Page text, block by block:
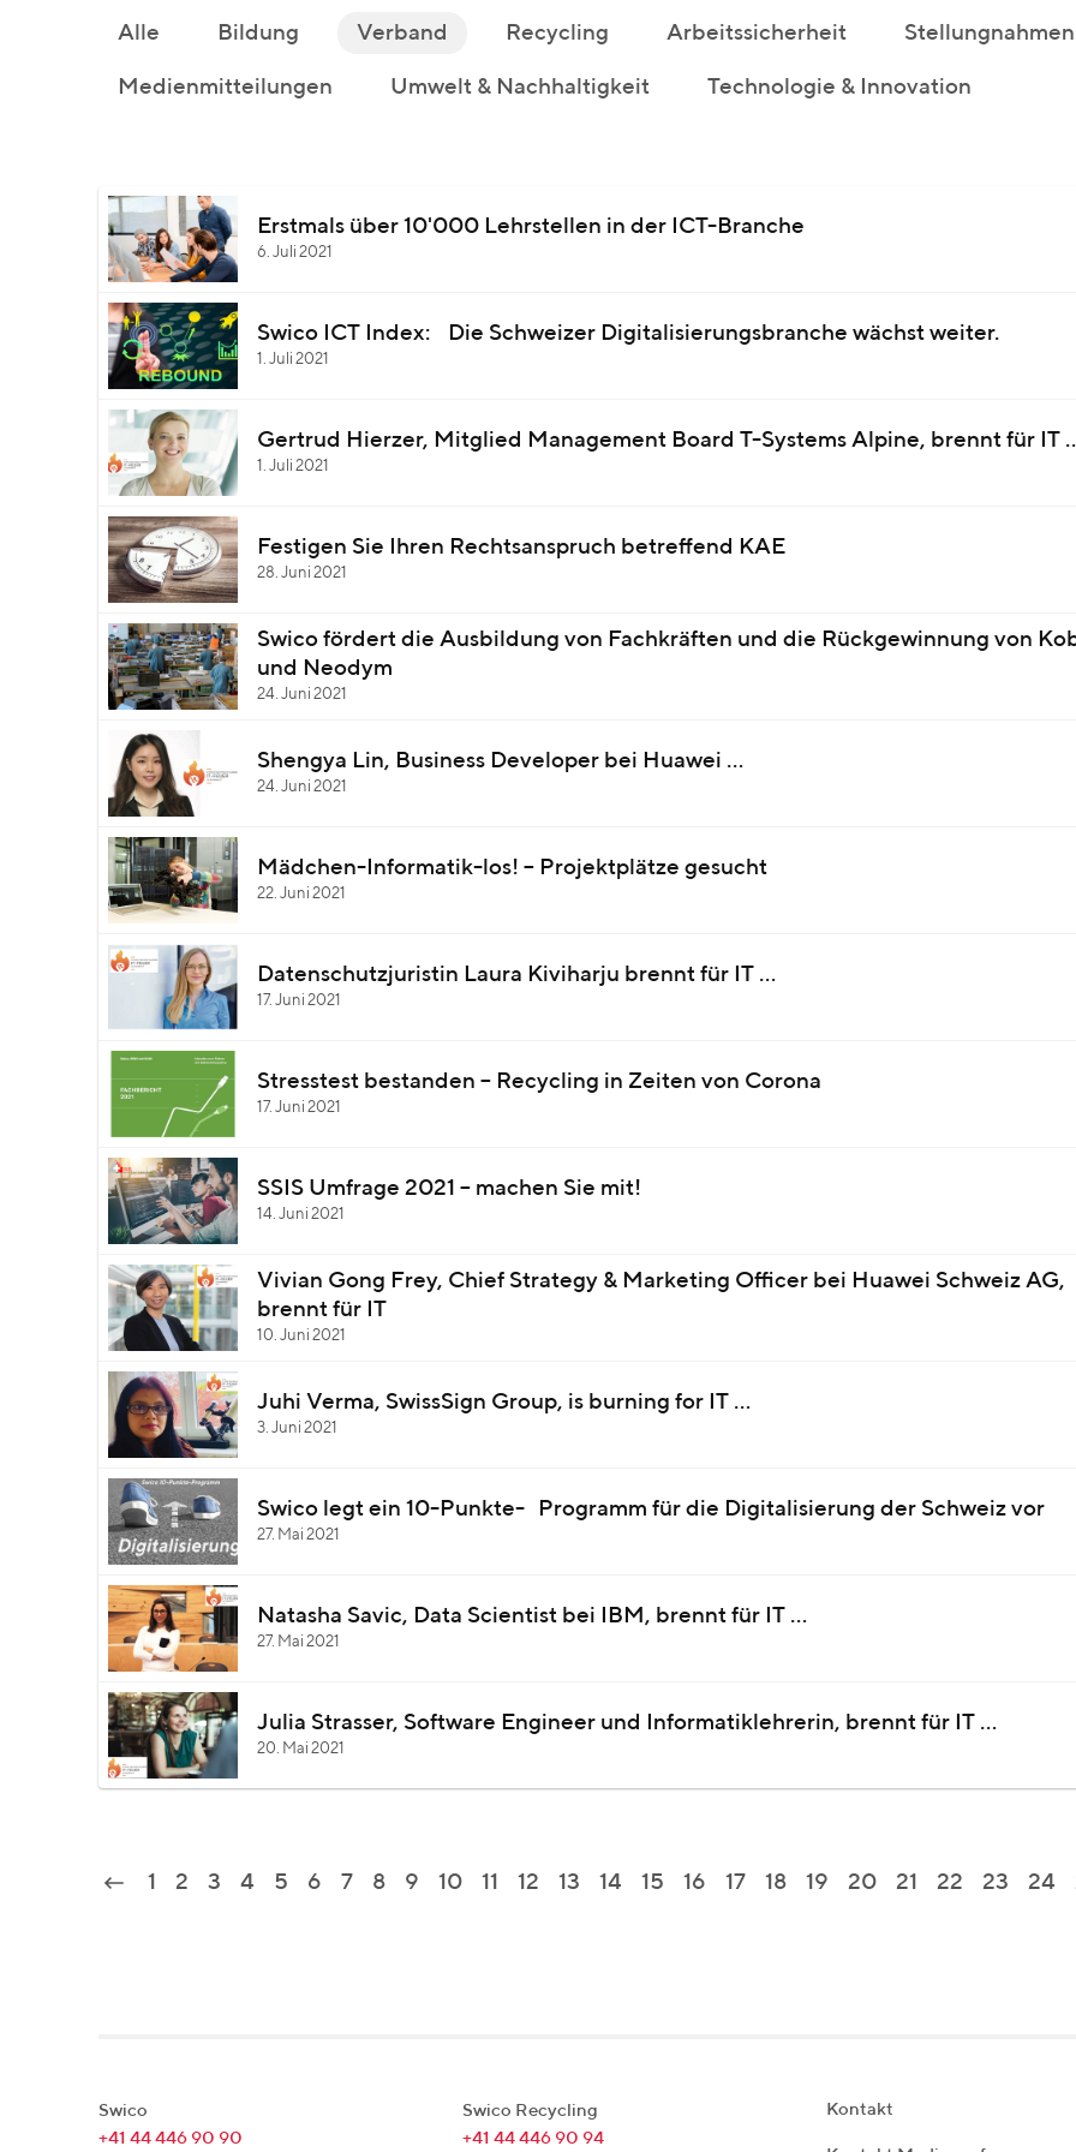
Alle Bildung Verband Recycling Arbeitssicherheit Stellungnahmen
Medienmitteilungen Umwelt & Nachhaltigkeit Technologie & Innovation
6. Juli 2021
Erstmals über 10'000 Lehrstellen in der ICT-Branche
1. Juli 2021
Swico ICT Index: Die Schweizer Digitalisierungsbranche wächst weiter.
1. Juli 2021
Gertrud Hierzer, Mitglied Management Board T-Systems Alpine, brennt für IT
28. Juni 2021
Festigen Sie Ihren Rechtsanspruch betreffend KAE
24. Juni 2021
Swico fördert die Ausbildung von Fachkräften und die Rückgewinnung von
und Neodym
24. Juni 2021
Shengya Lin, Business Developer bei Huawei …
22. Juni 2021
Mädchen-Informatik-los! – Projektplätze gesucht
17. Juni 2021
Datenschutzjuristin Laura Kiviharju brennt für IT …
17. Juni 2021
Stresstest bestanden – Recycling in Zeiten von Corona
14. Juni 2021
SSIS Umfrage 2021 – machen Sie mit!
10. Juni 2021
Vivian Gong Frey, Chief Strategy & Marketing Officer bei Huawei Schweiz AG,
brennt für IT
3. Juni 2021
Juhi Verma, SwissSign Group, is burning for IT …
27. Mai 2021
Swico legt ein 10-Punkte- Programm für die Digitalisierung der Schweiz vor
27. Mai 2021
Natasha Savic, Data Scientist bei IBM, brennt für IT …
20. Mai 2021
Julia Strasser, Software Engineer und Informatiklehrerin, brennt für IT …
1 2 3 4 5 6 7 8 9 10 11 12 13 14 15 16 17 18 19 20 21 22 23 24
Swico
+41 44 446 90 90
Swico Recycling
+41 44 446 90 94
Kontakt